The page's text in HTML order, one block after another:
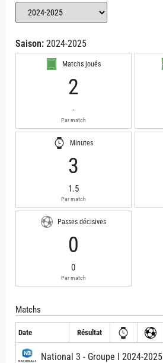
Saison: 2024-2025
Matchs joués
2
-
Par match
Minutes
3
1.5
Par match
Passes décisives
0
0
Par match
Matchs
Date Résultat
National 3 - Groupe I 2024-2025